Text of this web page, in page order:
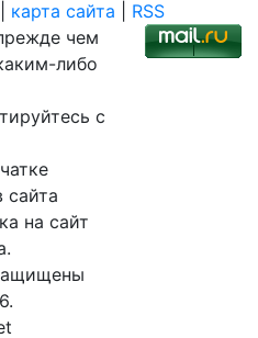
карта сайта
RSS
чем
либо
с
сайта
на сайт